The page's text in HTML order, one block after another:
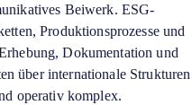
Beiwerk. ESG-
Produktionsprozesse und
Dokumentation und
über internationale Strukturen
operativ komplex.